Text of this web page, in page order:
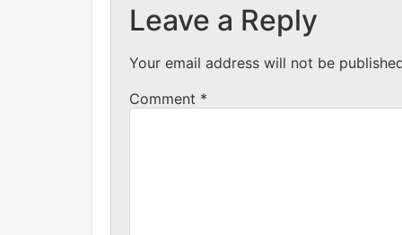
Leave a Reply
Your email address will not be
Comment *